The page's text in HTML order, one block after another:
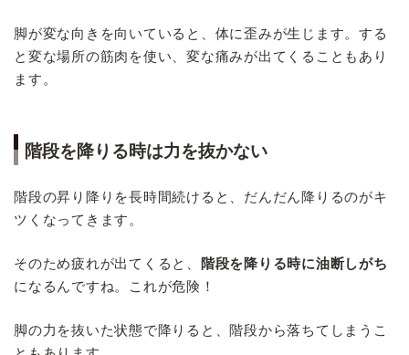
脚が変な向きを向いていると、体に歪みが生じます。する
と変な場所の筋肉を使い、変な痛みが出てくることもあり
ます。
階段を降りる時は力を抜かない
階段の昇り降りを長時間続けると、だんだん降りるのがキ
ツくなってきます。
そのため疲れが出てくると、
階段を降りる時に油断しがち
になるんですね。これが危険！
脚の力を抜いた状態で降りると、階段から落ちてしまうこ